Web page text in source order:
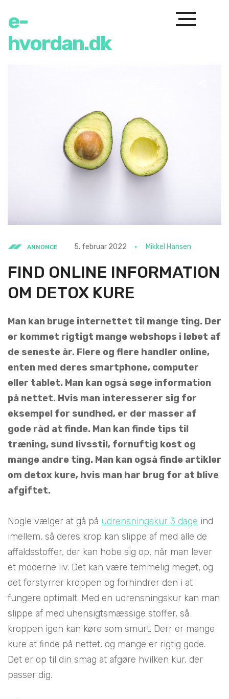
e-
hvordan.dk
ANNONCE 5. februar 2022 Mikkel Hansen
FIND ONLINE INFORMATION
OM DETOX KURE
Man kan bruge internettet til mange ting. Der
er kommet rigtigt mange webshops i løbet af
de seneste år. Flere og flere handler online,
enten med deres smartphone, computer
eller tablet. Man kan også søge information
på nettet. Hvis man interesserer sig for
eksempel for sundhed, er der masser af
gode råd at finde. Man kan finde tips til
træning, sund livsstil, fornuftig kost og
mange andre ting. Man kan også finde artikler
om detox kure, hvis man har brug for at blive
afgiftet.
Nogle vælger at gå på udrensningskur 3 dage ind
imellem, så deres krop kan slippe af med alle de
affaldsstoffer, der kan hobe sig op, når man lever
et moderne liv. Det kan være temmelig meget, og
det forstyrrer kroppen og forhindrer den i at
fungere optimalt. Med en udrensningskur kan man
slippe af med uhensigtsmæssige stoffer, så
kroppen igen kan køre som smurt. Derr er mange
kure at finde på nettet, og mange er rigtig gode.
Det er op til din smag at afgøre hvilken kur, der
passer dig.